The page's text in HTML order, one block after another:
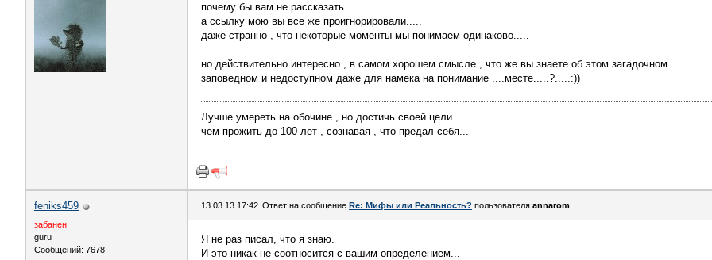
почему бы вам не рассказать.....
а ссылку мою вы все же проигнорировали.....
даже странно , что некоторые моменты мы понимаем одинаково.....
но действительно интересно , в самом хорошем смысле , что же вы знаете об этом загадочном
заповедном и недоступном даже для намека на понимание ....месте.....?.....:))
Лучше умереть на обочине , но достичь своей цели...
чем прожить до 100 лет , сознавая , что предал себя...
feniks459
забанен
guru
Сообщений: 7678
13.03.13 17:42 Ответ на сообщение Re: Мифы или Реальность? пользователя annarom
Я не раз писал, что я знаю.
И это никак не соотносится с вашим определением...